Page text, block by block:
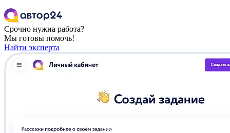
Срочно нужна работа?
Мы готовы помочь!
Найти эксперта